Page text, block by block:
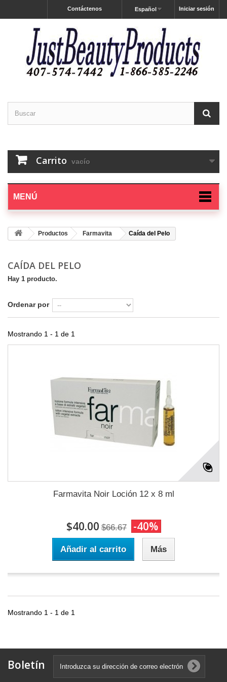
Iniciar sesión
Español
Contáctenos
Carrito vacío
MENÚ
Productos Farmavita Caída del Pelo
CAÍDA DEL PELO
Hay 1 producto.
Ordenar por
Mostrando 1 - 1 de 1
Farmavita Noir Loción 12 x 8 ml
$40.00 $66.67 -40%
Añadir al carrito Más
Mostrando 1 - 1 de 1
Boletín